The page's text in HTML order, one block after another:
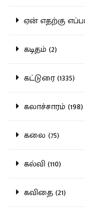
ஏன் எதற்கு
கடிதம் (2)
கட்டுரை (1335)
கலாச்சாரம் (198)
கலை (75)
கல்வி (110)
கவிதை (21)